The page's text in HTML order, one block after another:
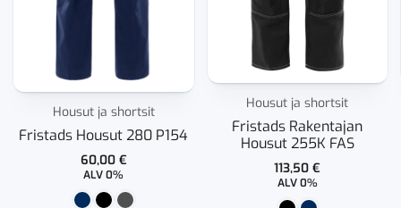
Housut ja shortsit
Fristads Housut 280 P154
60,00 €
ALV 0%
Housut ja shortsit
Fristads Rakentajan
Housut 255K FAS
113,50€
ALV 0%